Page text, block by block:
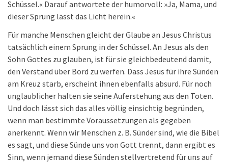
Schüssel.« Darauf antwortete der humorvoll: »Ja, Mama, und
dieser Sprung lässt das Licht herein.«
Für manche Menschen gleicht der Glaube an Jesus Christus
tatsächlich einem Sprung in der Schüssel. An Jesus als den
Sohn Gottes zu glauben, ist für sie gleichbedeutend damit,
den Verstand über Bord zu werfen. Dass Jesus für ihre Sünden
am Kreuz starb, erscheint ihnen ebenfalls absurd. Für noch
unglaublicher halten sie seine Auferstehung aus den Toten.
Und doch lässt sich das alles völlig einsichtig begründen,
wenn man bestimmte Voraussetzungen als gegeben
anerkennt. Wenn wir Menschen z. B. Sünder sind, wie die Bibel
es sagt, und diese Sünde uns von Gott trennt, dann ergibt es
Sinn, wenn jemand diese Sünden stellvertretend für uns auf